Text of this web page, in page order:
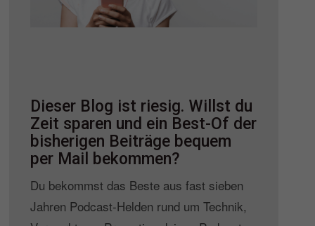
Dieser Blog ist riesig. Willst du
Zeit sparen und ein Best-Of der
bisherigen Beiträge bequem
per Mail bekommen?
Du bekommst das Beste aus fast sieben
Jahren Podcast-Helden rund um Technik,